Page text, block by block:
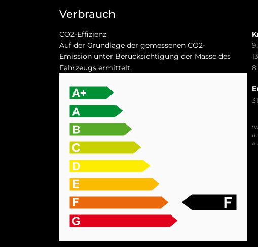
Verbrauch
CO2-Effizienz
Auf der Grundlage der gemessenen CO2-
Emission unter Berücksichtigung der Masse des
Fahrzeugs ermittelt.